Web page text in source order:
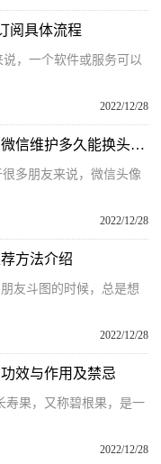
阅具体流程
说，一个软件或服务可以
2022/12/28
微信系统维护不能换头像怎么回事？微信维护多久能换头像？
多朋友来说，微信头像
2022/12/28
方法介绍
友斗图的时候，总是想
2022/12/28
效与作用及禁忌
寿果，又称碧根果，是一
2022/12/28